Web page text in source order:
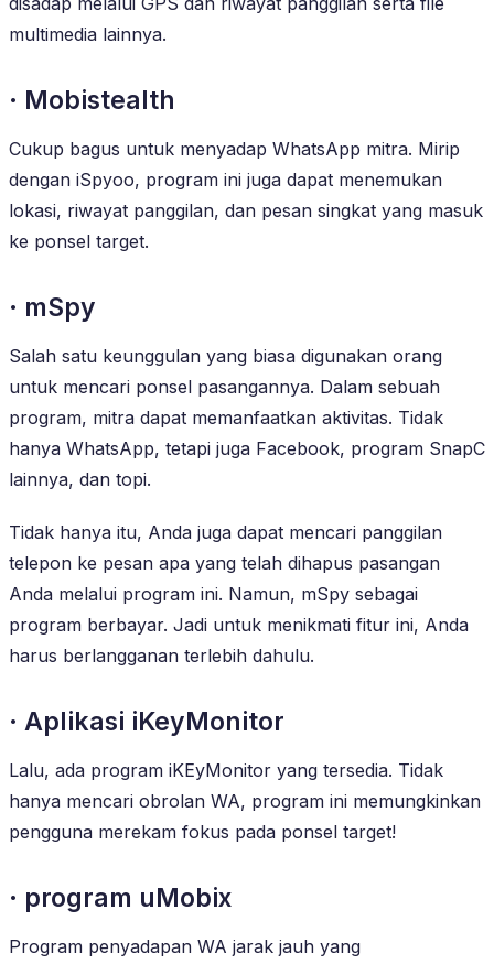
multimedia lainnya.
· Mobistealth
Cukup bagus untuk menyadap WhatsApp mitra. Mirip
dengan iSpyoo, program ini juga dapat menemukan
lokasi, riwayat panggilan, dan pesan singkat yang masuk
ke ponsel target.
· mSpy
Salah satu keunggulan yang biasa digunakan orang
untuk mencari ponsel pasangannya. Dalam sebuah
program, mitra dapat memanfaatkan aktivitas. Tidak
hanya WhatsApp, tetapi juga Facebook, program SnapC
lainnya, dan topi.
Tidak hanya itu, Anda juga dapat mencari panggilan
telepon ke pesan apa yang telah dihapus pasangan
Anda melalui program ini. Namun, mSpy sebagai
program berbayar. Jadi untuk menikmati fitur ini, Anda
harus berlangganan terlebih dahulu.
· Aplikasi iKeyMonitor
Lalu, ada program iKEyMonitor yang tersedia. Tidak
hanya mencari obrolan WA, program ini memungkinkan
pengguna merekam fokus pada ponsel target!
· program uMobix
Program penyadapan WA jarak jauh yang